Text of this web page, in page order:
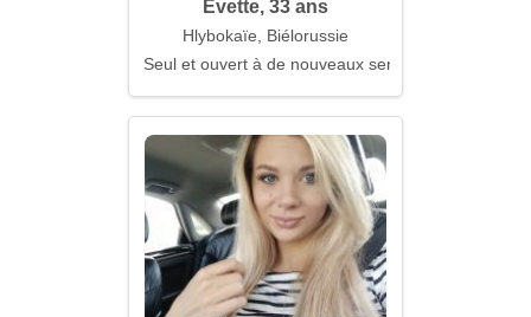
Evette, 33 ans
Hlybokaïe, Biélorussie
Seul et ouvert à de nouveaux sentiments